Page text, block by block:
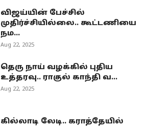
விஜய்யின் பேச்சில்
முதிர்ச்சியில்லை.. கூட்டணியை
நம...
Aug 22, 2025
தெரு நாய் வழக்கில் புதிய
உத்தரவு.. ராகுல் காந்தி வ...
Aug 22, 2025
கில்லாடி லேடி.. கராத்தேயில்